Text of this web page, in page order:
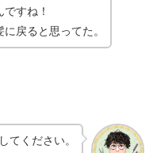
すね！
戻ると思ってた。
てください。